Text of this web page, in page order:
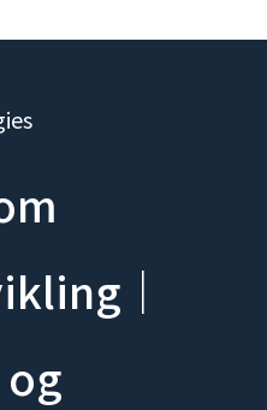
｜
og